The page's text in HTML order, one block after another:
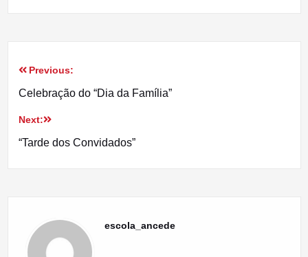
Navegação
artigos
Previous:
Celebração do “Dia da Família”
Next:
“Tarde dos Convidados”
escola_ancede